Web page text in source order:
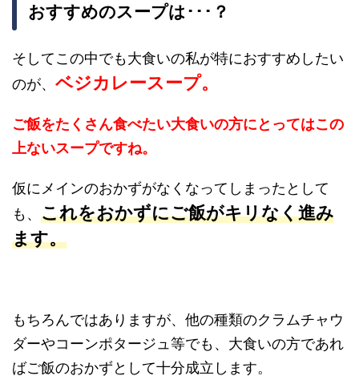
おすすめのスープは･･･？
そしてこの中でも大食いの私が特におすすめしたい
のが、 ベジカレースープ。
ご飯をたくさん食べたい大食いの方にとってはこの
上ないスープですね。
仮にメインのおかずがなくなってしまったとして
も、 これをおかずにご飯がキリなく進み
ます。
もちろんではありますが、他の種類のクラムチャウ
ダーやコーンポタージュ等でも、大食いの方であれ
ばご飯のおかずとして十分成立します。